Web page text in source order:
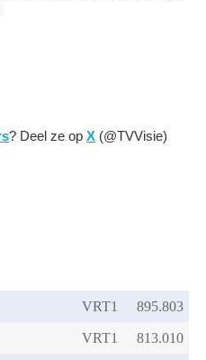
? Deel ze op X (@TVVisie)
VRT1
VRT1